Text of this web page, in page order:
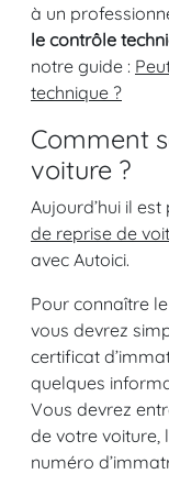
à un
le contrôle
notre guide :
technique ?
Comment
voiture ?
Aujourd’hui il
de reprise de
avec Autoici.
Pour connaître
vous devrez
certificat
quelques
Vous devrez
de votre voiture,
numéro